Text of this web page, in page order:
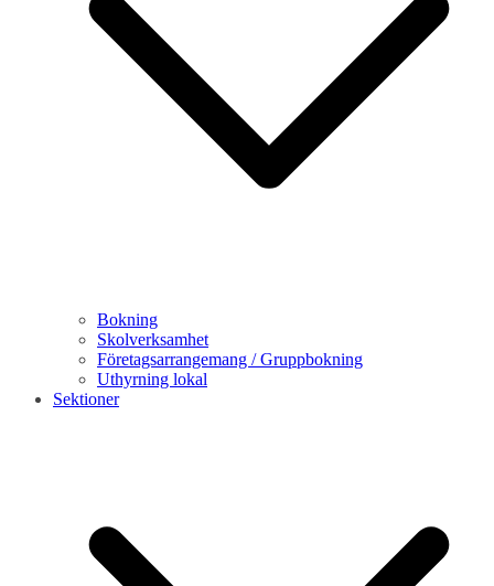
Bokning
Skolverksamhet
Företagsarrangemang / Gruppbokning
Uthyrning lokal
Sektioner